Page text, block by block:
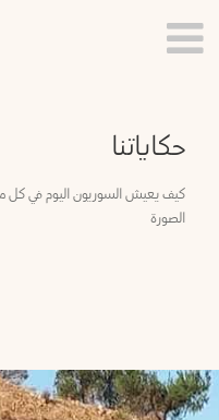
حكاياتنا
المقهى
محررة
القراء
حكاياتنا
كيف يعيش السوريون اليوم في كل
الصورة